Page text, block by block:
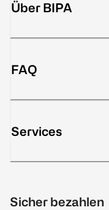
Über BIPA
FAQ
Services
Sicher bezahlen